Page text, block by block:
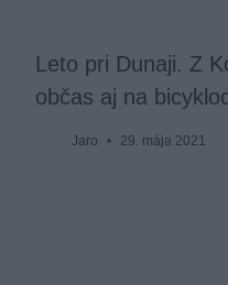
Leto pri Dunaji. Z
občas aj na
Jaro 29. mája 2021